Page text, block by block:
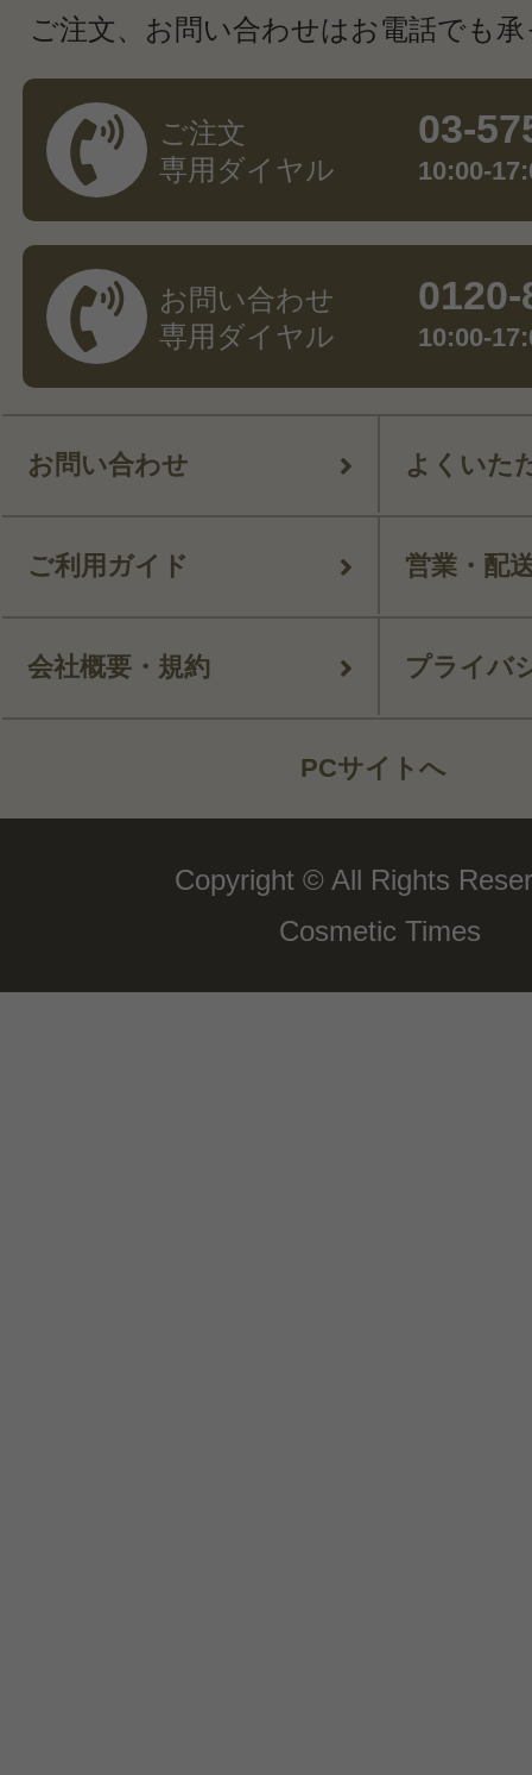
ご注文、お問い合わせはお電話でも
ご注文
専用ダイヤル
03-
10:00-
お問い合わせ
専用ダイヤル
10:00-
お問い合わせ よくいた
ご利用ガイド 営業・配
会社概要・規約 プライバ
PCサイトへ
Copyright © All Rights
Cosmetic Times